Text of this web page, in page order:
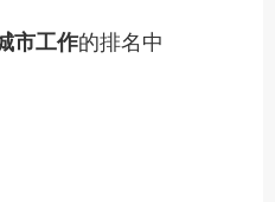
市工作的排名中